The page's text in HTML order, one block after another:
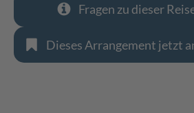
Fragen zu dieser
Dieses Arrangement jetzt